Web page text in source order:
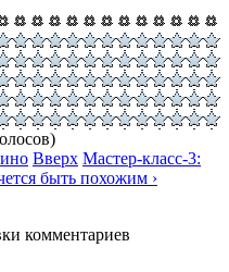
Вверх Мастер-класс-3:
быть похожим ›
комментариев